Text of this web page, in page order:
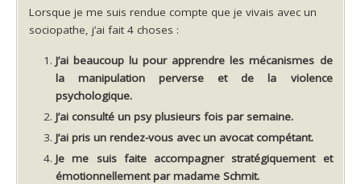
Lorsque je me suis rendue compte que je vivais avec un
sociopathe, j’ai fait 4 choses :
J’ai beaucoup lu pour apprendre les mécanismes de
la manipulation perverse et de la violence
psychologique.
J’ai consulté un psy plusieurs fois par semaine.
J’ai pris un rendez-vous avec un avocat compétant.
Je me suis faite accompagner stratégiquement et
émotionnellement par madame Schmit.